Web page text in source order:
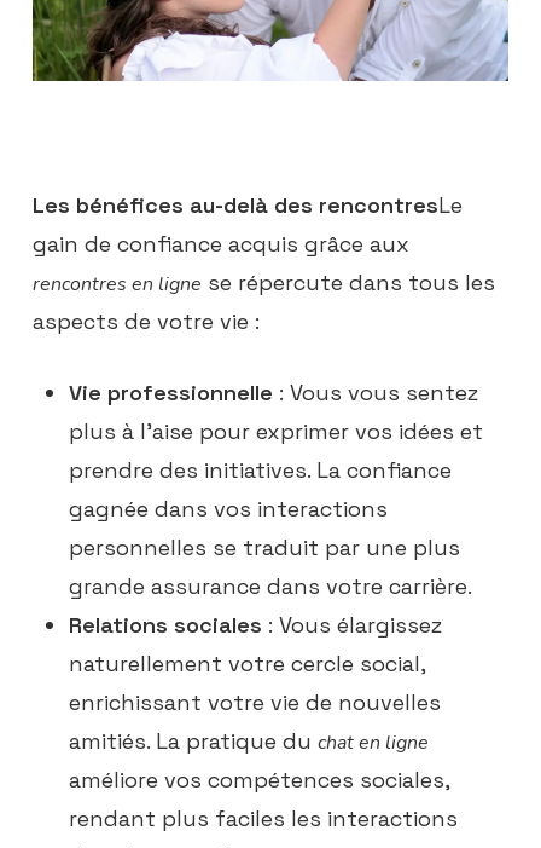
Les bénéfices au-delà des rencontresLe
gain de confiance acquis grâce aux
rencontres en ligne se répercute dans tous les
aspects de votre vie :
Vie professionnelle : Vous vous sentez
plus à l’aise pour exprimer vos idées et
prendre des initiatives. La confiance
gagnée dans vos interactions
personnelles se traduit par une plus
grande assurance dans votre carrière.
Relations sociales : Vous élargissez
naturellement votre cercle social,
enrichissant votre vie de nouvelles
amitiés. La pratique du chat en ligne
améliore vos compétences sociales,
rendant plus faciles les interactions